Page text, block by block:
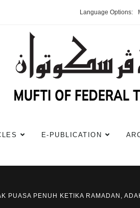
Language Options:
E-PUBLICATION
PUASA PENUH KETIKA RAMADAN,